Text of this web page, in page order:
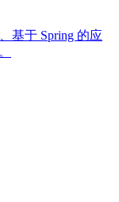
基于 Spring 的应